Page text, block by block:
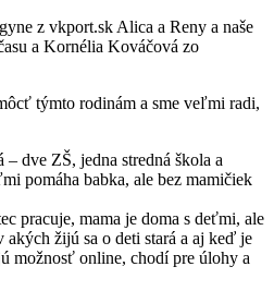
z vkport.sk Alica a Reny a naše
a Kornélia Kováčová zo
týmto rodinám a sme veľmi radi,
dve ZŠ, jedna stredná škola a
pomáha babka, ale bez mamičiek
pracuje, mama je doma s deťmi, ale
žijú sa o deti stará a aj keď je
možnosť online, chodí pre úlohy a